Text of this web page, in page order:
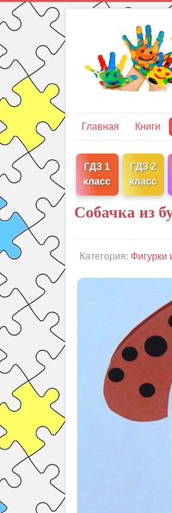
Главная Книги
ГДЗ 1
класс
ГДЗ 2
класс
Собачка из
Категория: Фигурки